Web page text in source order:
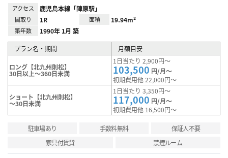
アクセス 鹿児島本線「陣原駅」
間取り 1R 面積 19.94m²
築年数 1990年 1月 築
プラン名・期間 月額目安
ロング【北九州則松】
30日以上～360日未満
1日当たり 2,900円～
103,500 円/月～
初期費用他 22,000円～
ショート【北九州則松】
～30日未満
1日当たり 3,350円～
117,000 円/月～
初期費用他 16,500円～
駐車場あり 手数料無料
保証人不要
家具付賃貸
禁煙ルーム